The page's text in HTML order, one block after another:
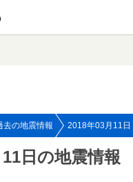
去の地震情報 2018年03月11日
日の地震情報